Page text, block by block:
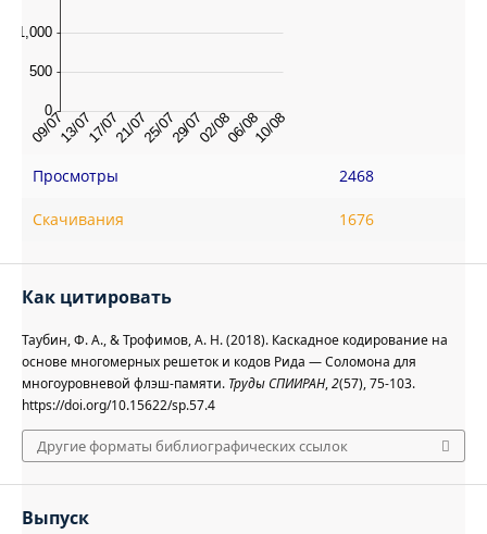
Просмотры 2468
Скачивания 1676
Как цитировать
Таубин, Ф. А., & Трофимов, А. Н. (2018). Каскадное кодирование на
основе многомерных решеток и кодов Рида — Соломона для
многоуровневой флэш-памяти. Труды СПИИРАН,2(57), 75-103.
https://doi.org/10.15622/sp.57.4
Другие форматы библиографических ссылок
Выпуск